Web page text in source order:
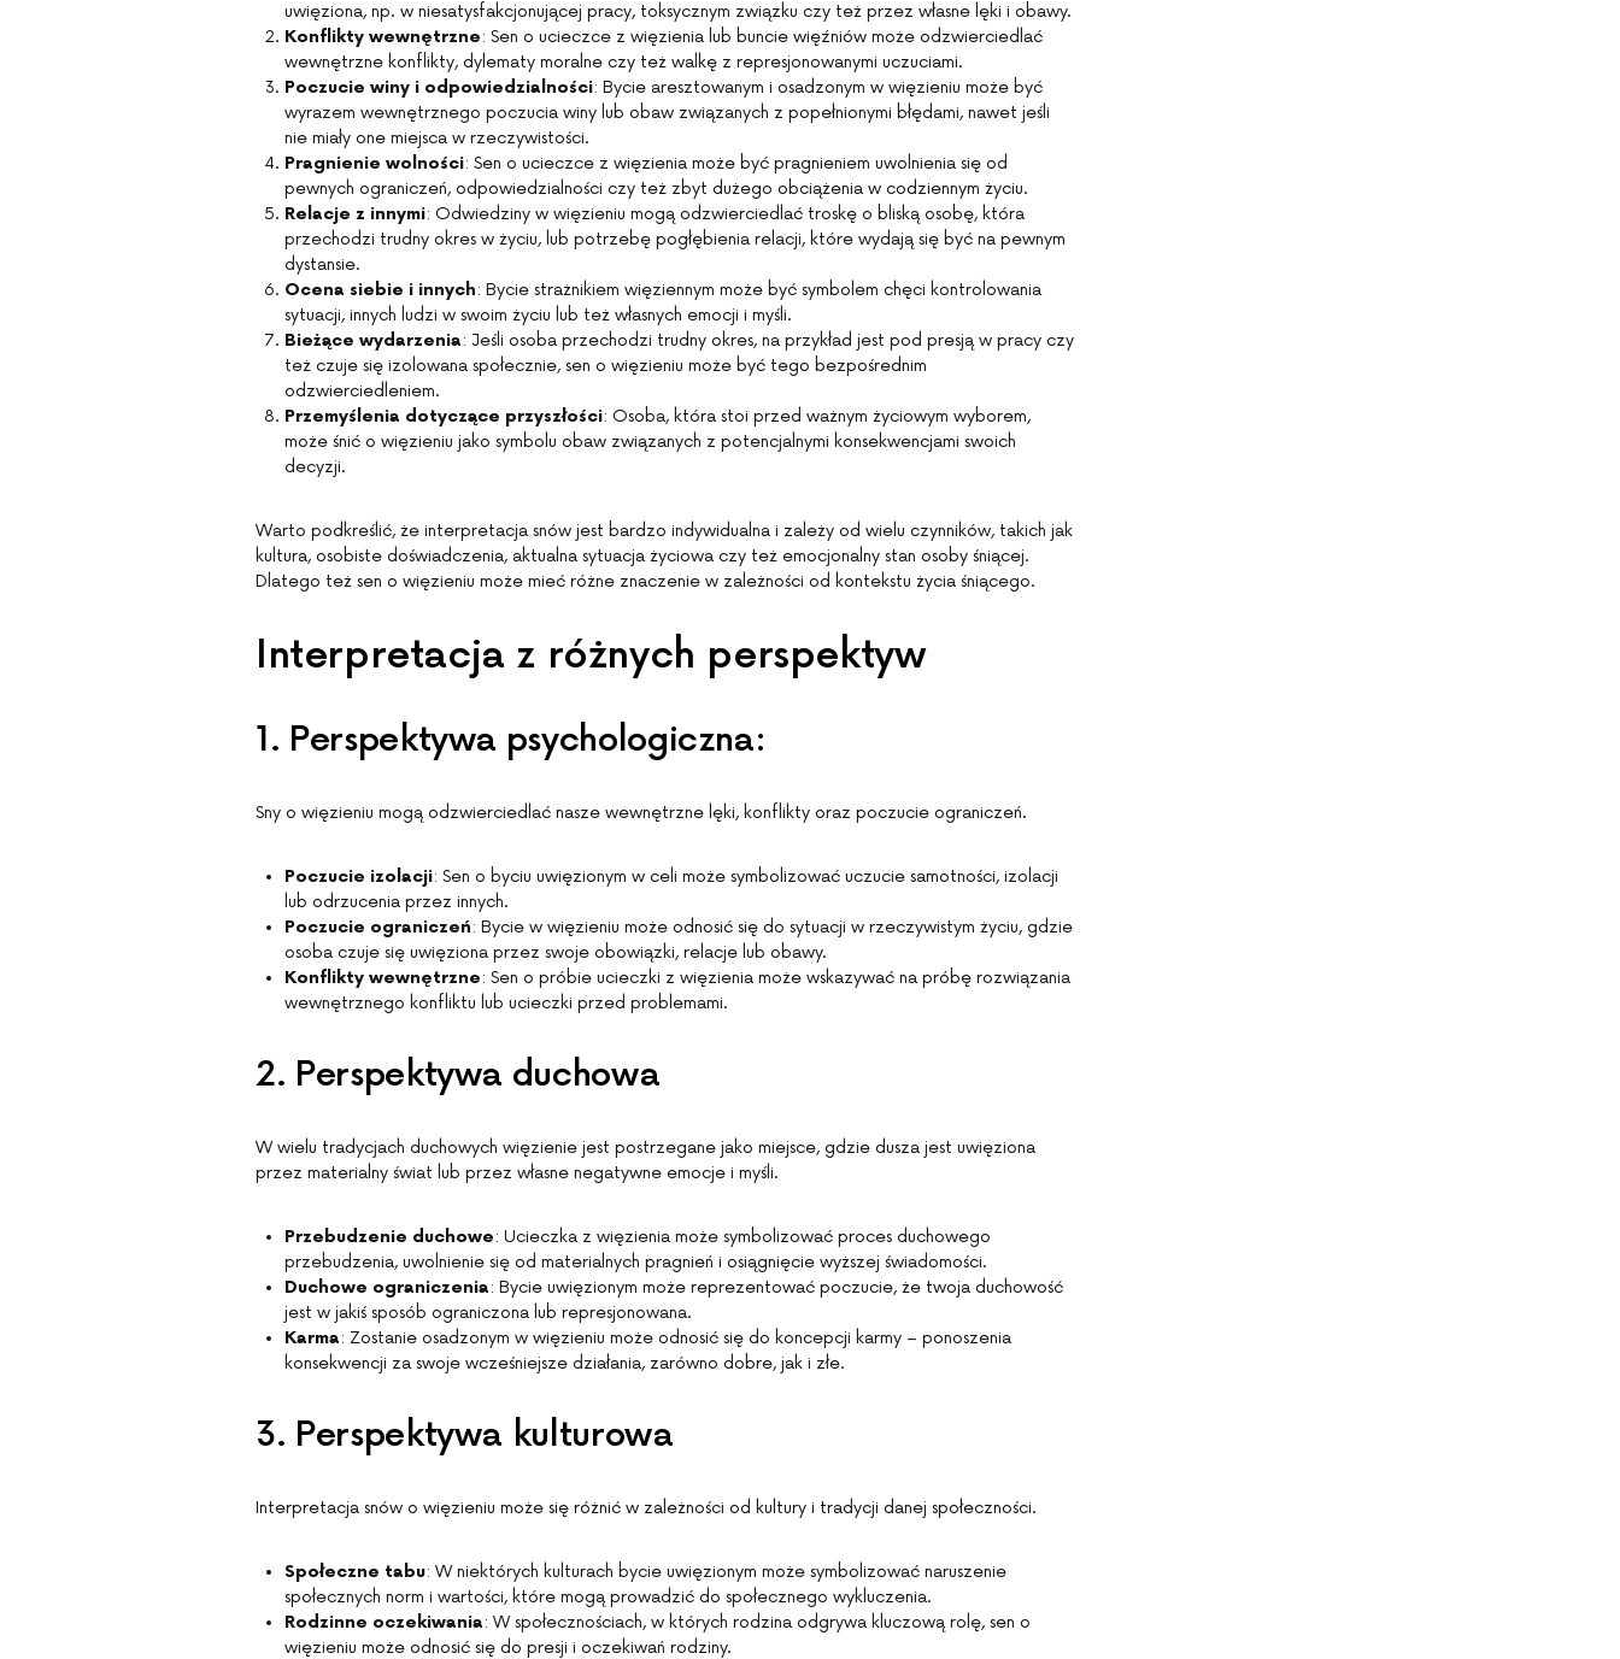
uwięziona, np. w niesatysfakcjonującej pracy, toksycznym związku czy też przez własne lęki i obawy.
Konflikty wewnętrzne: Sen o ucieczce z więzienia lub buncie więźniów może odzwierciedlać
wewnętrzne konflikty, dylematy moralne czy też walkę z represjonowanymi uczuciami.
Poczucie winy i odpowiedzialności: Bycie aresztowanym i osadzonym w więzieniu może być
wyrazem wewnętrznego poczucia winy lub obaw związanych z popełnionymi błędami, nawet jeśli
nie miały one miejsca w rzeczywistości.
Pragnienie wolności: Sen o ucieczce z więzienia może być pragnieniem uwolnienia się od
pewnych ograniczeń, odpowiedzialności czy też zbyt dużego obciążenia w codziennym życiu.
Relacje z innymi: Odwiedziny w więzieniu mogą odzwierciedlać troskę o bliską osobę, która
przechodzi trudny okres w życiu, lub potrzebę pogłębienia relacji, które wydają się być na pewnym
dystansie.
Ocena siebie i innych: Bycie strażnikiem więziennym może być symbolem chęci kontrolowania
sytuacji, innych ludzi w swoim życiu lub też własnych emocji i myśli.
Bieżące wydarzenia: Jeśli osoba przechodzi trudny okres, na przykład jest pod presją w pracy czy
też czuje się izolowana społecznie, sen o więzieniu może być tego bezpośrednim
odzwierciedleniem.
Przemyślenia dotyczące przyszłości: Osoba, która stoi przed ważnym życiowym wyborem,
może śnić o więzieniu jako symbolu obaw związanych z potencjalnymi konsekwencjami swoich
decyzji.
Warto podkreślić, że interpretacja snów jest bardzo indywidualna i zależy od wielu czynników, takich jak
kultura, osobiste doświadczenia, aktualna sytuacja życiowa czy też emocjonalny stan osoby śniącej.
Dlatego też sen o więzieniu może mieć różne znaczenie w zależności od kontekstu życia śniącego.
Interpretacja z różnych perspektyw
1. Perspektywa psychologiczna:
Sny o więzieniu mogą odzwierciedlać nasze wewnętrzne lęki, konflikty oraz poczucie ograniczeń.
Poczucie izolacji: Sen o byciu uwięzionym w celi może symbolizować uczucie samotności, izolacji
lub odrzucenia przez innych.
Poczucie ograniczeń: Bycie w więzieniu może odnosić się do sytuacji w rzeczywistym życiu, gdzie
osoba czuje się uwięziona przez swoje obowiązki, relacje lub obawy.
Konflikty wewnętrzne: Sen o próbie ucieczki z więzienia może wskazywać na próbę rozwiązania
wewnętrznego konfliktu lub ucieczki przed problemami.
2. Perspektywa duchowa
W wielu tradycjach duchowych więzienie jest postrzegane jako miejsce, gdzie dusza jest uwięziona
przez materialny świat lub przez własne negatywne emocje i myśli.
Przebudzenie duchowe: Ucieczka z więzienia może symbolizować proces duchowego
przebudzenia, uwolnienie się od materialnych pragnień i osiągnięcie wyższej świadomości.
Duchowe ograniczenia: Bycie uwięzionym może reprezentować poczucie, że twoja duchowość
jest w jakiś sposób ograniczona lub represjonowana.
Karma: Zostanie osadzonym w więzieniu może odnosić się do koncepcji karmy – ponoszenia
konsekwencji za swoje wcześniejsze działania, zarówno dobre, jak i złe.
3. Perspektywa kulturowa
Interpretacja snów o więzieniu może się różnić w zależności od kultury i tradycji danej społeczności.
Społeczne tabu: W niektórych kulturach bycie uwięzionym może symbolizować naruszenie
społecznych norm i wartości, które mogą prowadzić do społecznego wykluczenia.
Rodzinne oczekiwania: W społecznościach, w których rodzina odgrywa kluczową rolę, sen o
więzieniu może odnosić się do presji i oczekiwań rodziny.